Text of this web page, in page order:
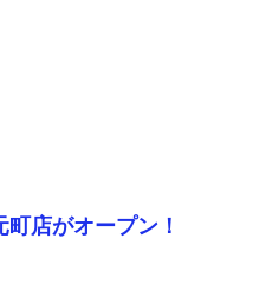
店がオープン！